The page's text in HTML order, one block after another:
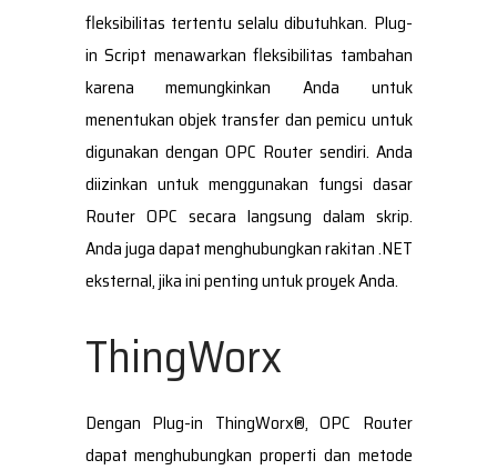
fleksibilitas tertentu selalu dibutuhkan. Plug-
in Script menawarkan fleksibilitas tambahan
karena memungkinkan Anda untuk
menentukan objek transfer dan pemicu untuk
digunakan dengan OPC Router sendiri. Anda
diizinkan untuk menggunakan fungsi dasar
Router OPC secara langsung dalam skrip.
Anda juga dapat menghubungkan rakitan .NET
eksternal, jika ini penting untuk proyek Anda.
ThingWorx
Dengan Plug-in ThingWorx®, OPC Router
dapat menghubungkan properti dan metode